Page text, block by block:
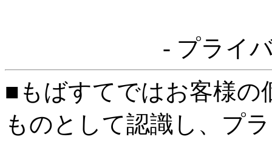
- プライ
■もばすてではお客様の
ものとして認識し、プ